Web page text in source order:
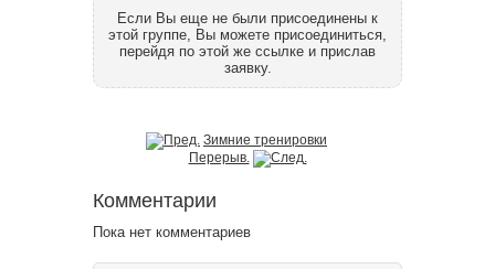
Если Вы еще не были присоединены к
этой группе, Вы можете присоединиться,
перейдя по этой же ссылке и прислав
заявку.
Зимние тренировки
Перерыв.
Комментарии
Пока нет комментариев